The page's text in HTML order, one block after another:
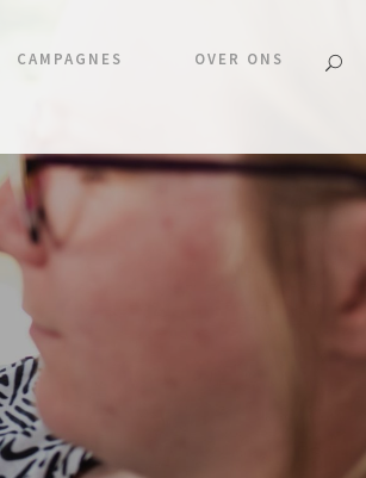
CAMPAGNES OVER ONS